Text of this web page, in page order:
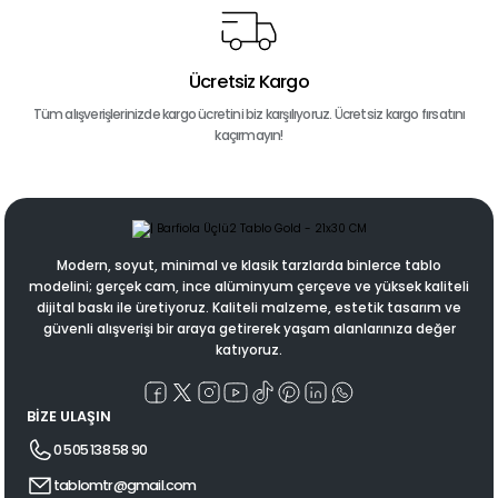
Ücretsiz Kargo
Tüm alışverişlerinizde kargo ücretini biz karşılıyoruz. Ücretsiz kargo fırsatını
kaçırmayın!
Modern, soyut, minimal ve klasik tarzlarda binlerce tablo
modelini; gerçek cam, ince alüminyum çerçeve ve yüksek kaliteli
dijital baskı ile üretiyoruz. Kaliteli malzeme, estetik tasarım ve
güvenli alışverişi bir araya getirerek yaşam alanlarınıza değer
katıyoruz.
BİZE ULAŞIN
0 505 138 58 90
tablomtr@gmail.com